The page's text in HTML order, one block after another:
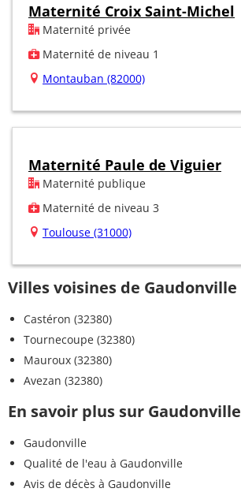
Maternité Croix Saint-Michel
Maternité privée
Maternité de niveau 1
Montauban (82000)
Maternité Paule de Viguier
Maternité publique
Maternité de niveau 3
Toulouse (31000)
Villes voisines de Gaudonville
Castéron (32380)
Tournecoupe (32380)
Mauroux (32380)
Avezan (32380)
En savoir plus sur Gaudonville
Gaudonville
Qualité de l'eau à Gaudonville
Avis de décès à Gaudonville